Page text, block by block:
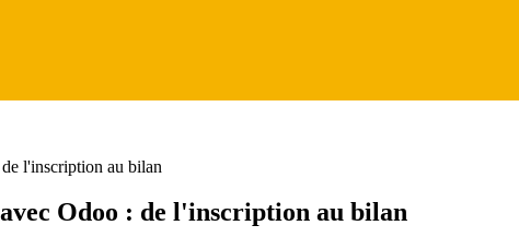
l'inscription au bilan
Odoo : de l'inscription au bilan